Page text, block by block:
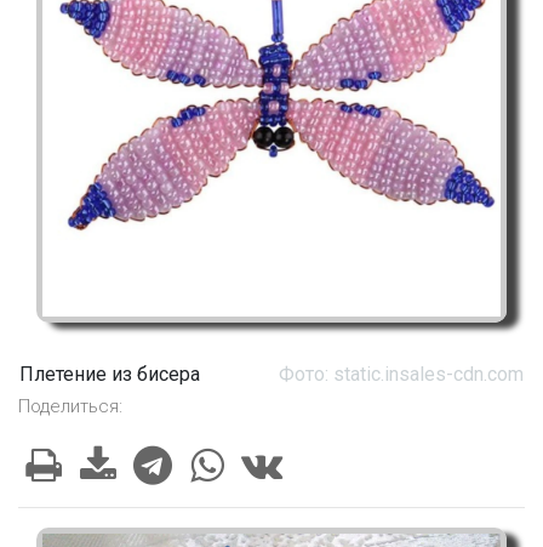
Плетение из бисера Фото: static.insales-cdn.com
Поделиться: